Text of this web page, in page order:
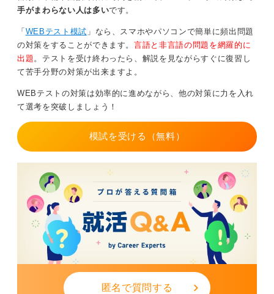
正直に答えないと回答に一貫性が生まれず、ズレた回答
になり印象が悪くなってしまうので、注意することが大
切です。矛盾や回答を意図的に操作してしまうと「適性
なし」と診断されてしまう可能性が高くなることも意識
しておきましょう。
0
手がまわらない人は多いです。
「 WEBテスト模試 」なら、スマホやパソコンで簡単に頻出問題
の対策をすることができます。言語と非言語の問題を網羅的に
出題。テストを受け終わったら、解説を見ながらすぐに復習し
て苦手分野の対策が出来ますよ。
WEBテストの対策は効率的に進めながら、他の対策に力を入れ
て選考を突破しましょう！
模試を受ける（無料）
匿名で質問する